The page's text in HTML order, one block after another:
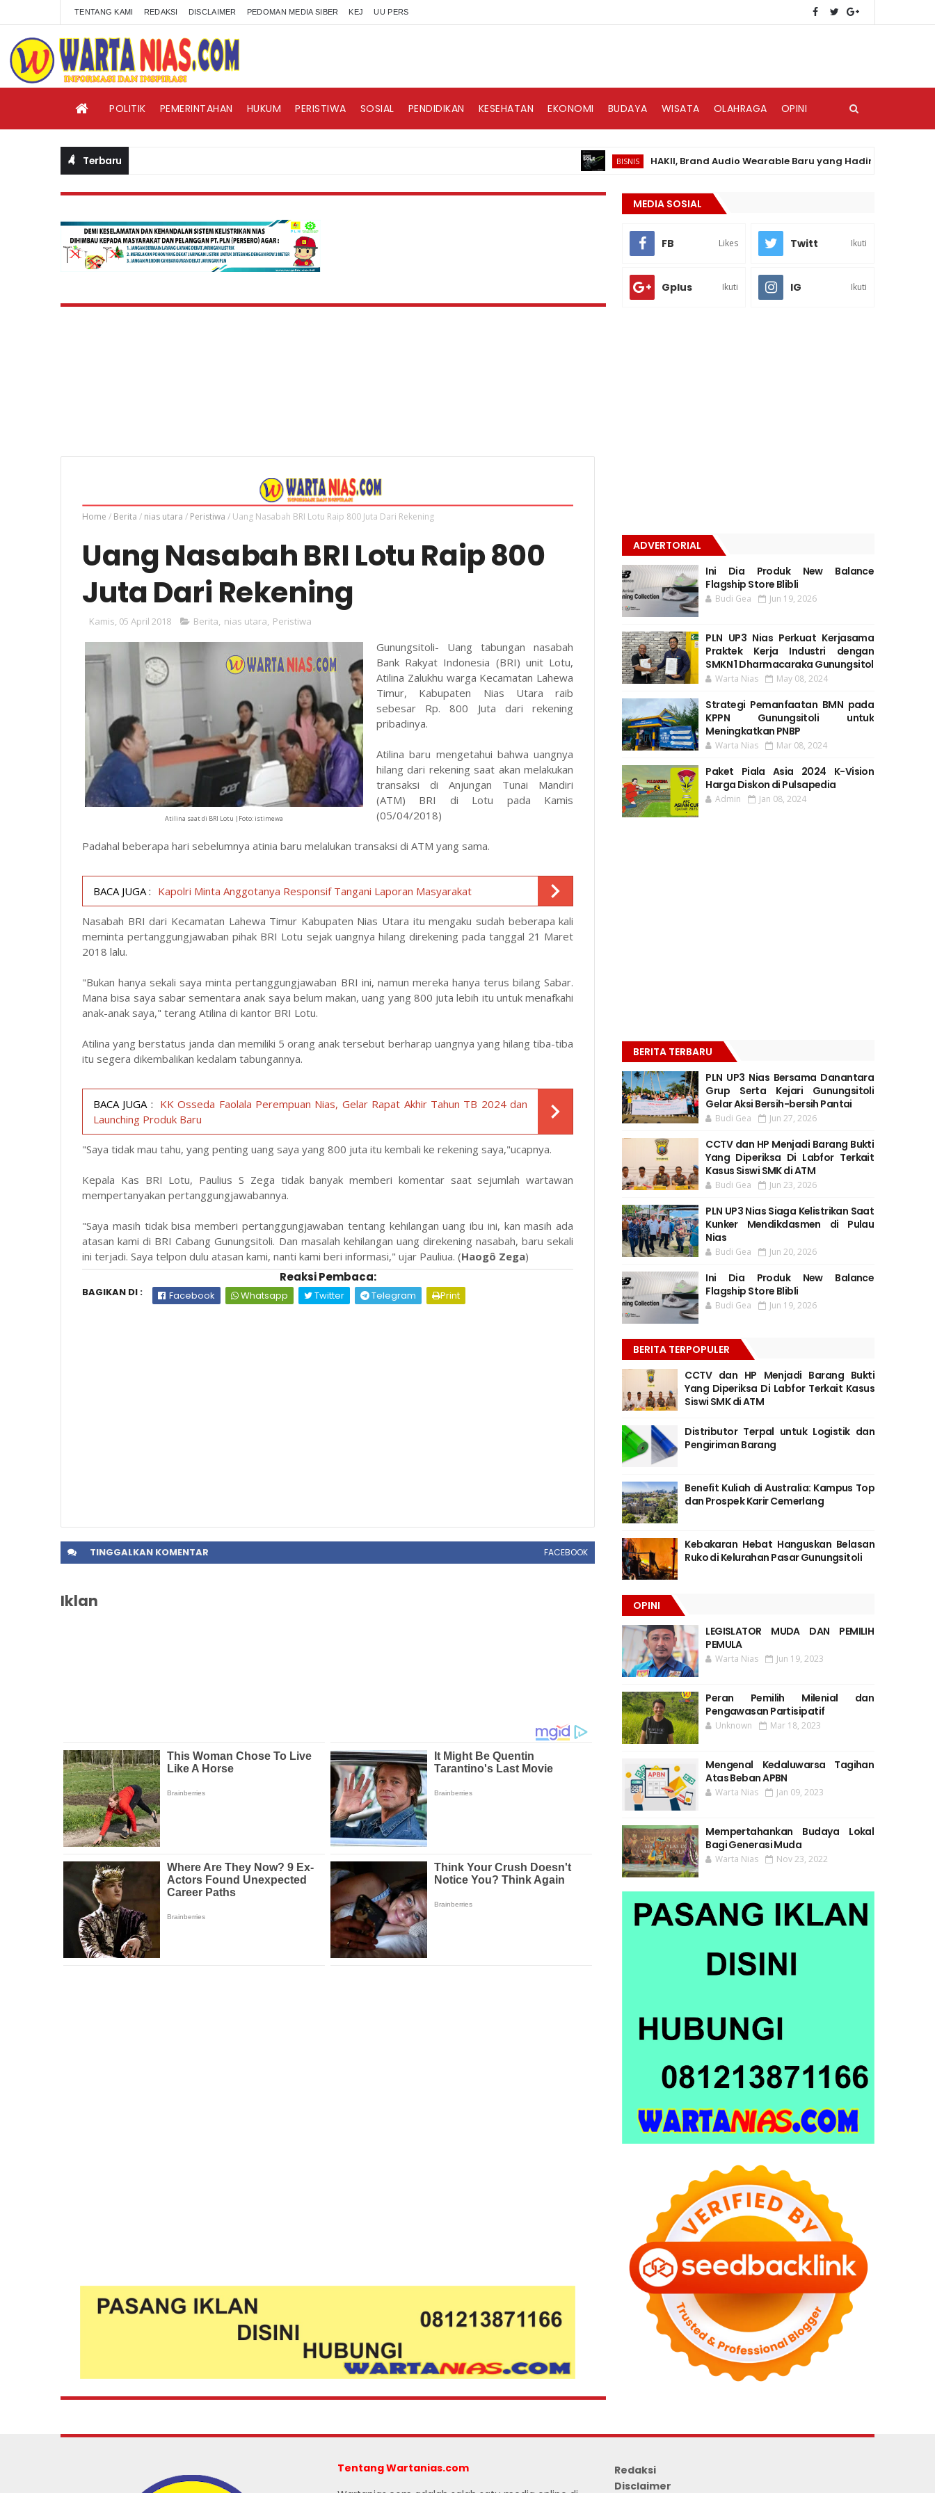
TENTANG KAMI REDAKSI DISCLAIMER PEDOMAN MEDIA SIBER KEJ UU PERS
POLITIK PEMERINTAHAN HUKUM PERISTIWA SOSIAL PENDIDIKAN KESEHATAN EKONOMI BUDAYA WISATA OLAHRAGA OPINI
Terbaru BISNIS HAKII, Brand Audio Wearable Baru yang Hadir di Pasar Indonesia
Home / Berita / nias utara / Peristiwa / Uang Nasabah BRI Lotu Raip 800 Juta Dari Rekening
Uang Nasabah BRI Lotu Raip 800
Juta Dari Rekening
Kamis, 05 April 2018 Berita nias utara Peristiwa
Atilina saat di BRI Lotu |Foto: istimewa
Gunungsitoli- Uang tabungan nasabah
Bank Rakyat Indonesia (BRI) unit Lotu,
Atilina Zalukhu warga Kecamatan Lahewa
Timur, Kabupaten Nias Utara raib
sebesar Rp. 800 Juta dari rekening
pribadinya.
Atilina baru mengetahui bahwa uangnya
hilang dari rekening saat akan melakukan
transaksi di Anjungan Tunai Mandiri
(ATM) BRI di Lotu pada Kamis
(05/04/2018)
Padahal beberapa hari sebelumnya atinia baru melalukan transaksi di ATM yang sama.
BACA JUGA : Kapolri Minta Anggotanya Responsif Tangani Laporan Masyarakat
Nasabah BRI dari Kecamatan Lahewa Timur Kabupaten Nias Utara itu mengaku sudah beberapa kali
meminta pertanggungjawaban pihak BRI Lotu sejak uangnya hilang direkening pada tanggal 21 Maret
2018 lalu.
"Bukan hanya sekali saya minta pertanggungjawaban BRI ini, namun mereka hanya terus bilang Sabar.
Mana bisa saya sabar sementara anak saya belum makan, uang yang 800 juta lebih itu untuk menafkahi
anak-anak saya," terang Atilina di kantor BRI Lotu.
Atilina yang berstatus janda dan memiliki 5 orang anak tersebut berharap uangnya yang hilang tiba-tiba
itu segera dikembalikan kedalam tabungannya.
BACA JUGA : KK Osseda Faolala Perempuan Nias, Gelar Rapat Akhir Tahun TB 2024 dan
Launching Produk Baru
"Saya tidak mau tahu, yang penting uang saya yang 800 juta itu kembali ke rekening saya,"ucapnya.
Kepala Kas BRI Lotu, Paulius S Zega tidak banyak memberi komentar saat sejumlah wartawan
mempertanyakan pertanggungjawabannya.
"Saya masih tidak bisa memberi pertanggungjawaban tentang kehilangan uang ibu ini, kan masih ada
atasan kami di BRI Cabang Gunungsitoli. Dan masalah kehilangan uang direkening nasabah, baru sekali
ini terjadi. Saya telpon dulu atasan kami, nanti kami beri informasi," ujar Pauliua. (Haogô Zega)
Reaksi Pembaca:
BAGIKAN DI : Facebook Whatsapp Twitter Telegram Print
TINGGALKAN KOMENTAR FACEBOOK
Iklan
MEDIA SOSIAL
FB Likes Twitt Ikuti
Gplus Ikuti IG Ikuti
ADVERTORIAL
Ini Dia Produk New Balance
Flagship Store Blibli
Budi Gea Jun 19, 2026
PLN UP3 Nias Perkuat Kerjasama
Praktek Kerja Industri dengan
SMKN 1 Dharmacaraka Gunungsitol
Warta Nias May 08, 2024
Strategi Pemanfaatan BMN pada
KPPN Gunungsitoli untuk
Meningkatkan PNBP
Warta Nias Mar 08, 2024
Paket Piala Asia 2024 K-Vision
Harga Diskon di Pulsapedia
Admin Jan 08, 2024
BERITA TERBARU
PLN UP3 Nias Bersama Danantara
Grup Serta Kejari Gunungsitoli
Gelar Aksi Bersih-bersih Pantai
Budi Gea Jun 27, 2026
CCTV dan HP Menjadi Barang Bukti
Yang Diperiksa Di Labfor Terkait
Kasus Siswi SMK di ATM
Budi Gea Jun 23, 2026
PLN UP3 Nias Siaga Kelistrikan Saat
Kunker Mendikdasmen di Pulau
Nias
Budi Gea Jun 20, 2026
Ini Dia Produk New Balance
Flagship Store Blibli
Budi Gea Jun 19, 2026
BERITA TERPOPULER
CCTV dan HP Menjadi Barang Bukti
Yang Diperiksa Di Labfor Terkait Kasus
Siswi SMK di ATM
Distributor Terpal untuk Logistik dan
Pengiriman Barang
Benefit Kuliah di Australia: Kampus Top
dan Prospek Karir Cemerlang
Kebakaran Hebat Hanguskan Belasan
Ruko di Kelurahan Pasar Gunungsitoli
OPINI
LEGISLATOR MUDA DAN PEMILIH
PEMULA
Warta Nias Jun 19, 2023
Peran Pemilih Milenial dan
Pengawasan Partisipatif
Unknown Mar 18, 2023
Mengenal Kedaluwarsa Tagihan
Atas Beban APBN
Warta Nias Jan 09, 2023
Mempertahankan Budaya Lokal
Bagi Generasi Muda
Warta Nias Nov 23, 2022
Tentang Wartanias.com
Redaksi
Disclaimer